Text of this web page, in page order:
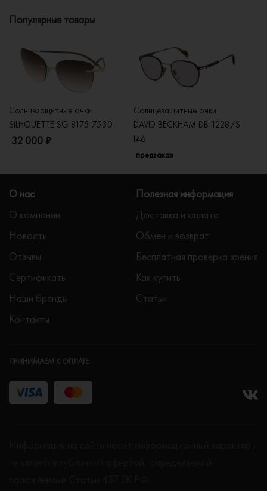
Популярные товары
Солнцезащитные очки
SILHOUETTE SG 8175 7530
32 000 ₽
Солнцезащитные очки
DAVID BECKHAM DB 1228/S
I46
предзаказ
О нас
О компании
Новости
Отзывы
Сертификаты
Наши бренды
Контакты
Полезная информация
Доставка и оплата
Обмен и возврат
Бесплатная проверка зрения
Как купить
Статьи
ПРИНИМАЕМ К ОПЛАТЕ